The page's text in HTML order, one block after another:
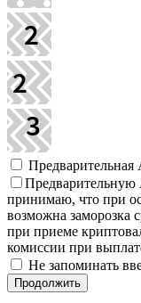
Предварительная
Предварительную
принимаю, что при
возможна заморозка
при приеме
комиссии при
Не запоминать